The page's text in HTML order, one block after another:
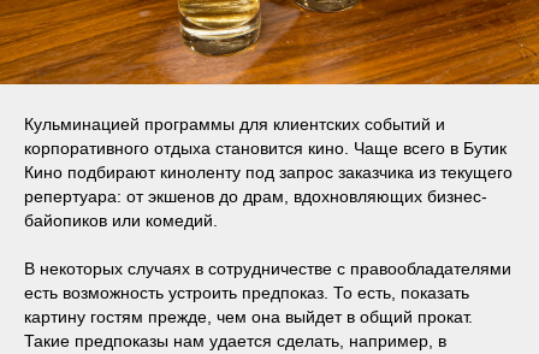
Кульминацией программы для клиентских событий и
корпоративного отдыха становится кино. Чаще всего в Бутик
Кино подбирают киноленту под запрос заказчика из текущего
репертуара: от экшенов до драм, вдохновляющих бизнес-
байопиков или комедий.
В некоторых случаях в сотрудничестве с правообладателями
есть возможность устроить предпоказ. То есть, показать
картину гостям прежде, чем она выйдет в общий прокат.
Такие предпоказы нам удается сделать, например, в